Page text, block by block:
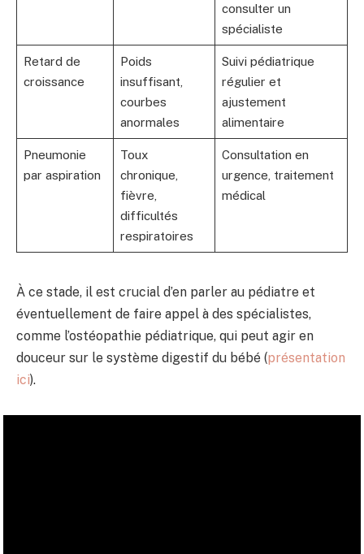
consulter un
spécialiste
Retard de
croissance
Poids
insuffisant,
courbes
anormales
Suivi pédiatrique
régulier et
ajustement
alimentaire
Pneumonie
par aspiration
Toux
chronique,
fièvre,
difficultés
respiratoires
Consultation en
urgence, traitement
médical
À ce stade, il est crucial d’en parler au pédiatre et
éventuellement de faire appel à des spécialistes,
comme l’ostéopathie pédiatrique, qui peut agir en
douceur sur le système digestif du bébé (présentation
ici).